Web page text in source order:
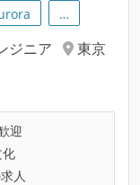
…
ジニア
東京
迎
化
人